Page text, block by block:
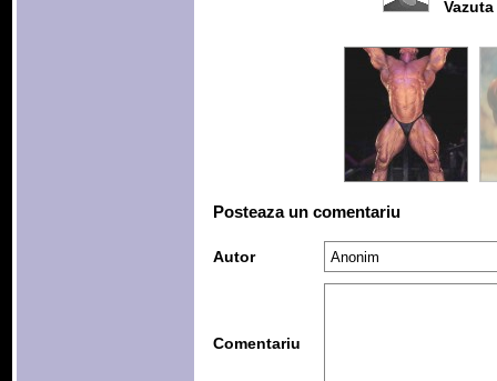
Vazuta
Posteaza un comentariu
Autor
Comentariu